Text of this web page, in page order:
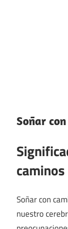
Soñar
caminos
Soñar con
nuestro